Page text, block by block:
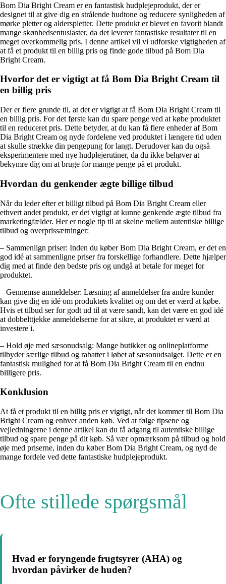
Bom Dia Bright Cream er en fantastisk hudplejeprodukt, der er
designet til at give dig en strålende hudtone og reducere synligheden af
mørke pletter og alderspletter. Dette produkt er blevet en favorit blandt
mange skønhedsentusiaster, da det leverer fantastiske resultater til en
meget overkommelig pris. I denne artikel vil vi udforske vigtigheden af
at få et produkt til en billig pris og finde gode tilbud på Bom Dia
Bright Cream.
Hvorfor det er vigtigt at få Bom Dia Bright Cream til
en billig pris
Der er flere grunde til, at det er vigtigt at få Bom Dia Bright Cream til
en billig pris. For det første kan du spare penge ved at købe produktet
til en reduceret pris. Dette betyder, at du kan få flere enheder af Bom
Dia Bright Cream og nyde fordelene ved produktet i længere tid uden
at skulle strække din pengepung for langt. Derudover kan du også
eksperimentere med nye hudplejerutiner, da du ikke behøver at
bekymre dig om at bruge for mange penge på et produkt.
Hvordan du genkender ægte billige tilbud
Når du leder efter et billigt tilbud på Bom Dia Bright Cream eller
ethvert andet produkt, er det vigtigt at kunne genkende ægte tilbud fra
marketingfælder. Her er nogle tip til at skelne mellem autentiske billige
tilbud og overprissætninger:
– Sammenlign priser: Inden du køber Bom Dia Bright Cream, er det en
god idé at sammenligne priser fra forskellige forhandlere. Dette hjælper
dig med at finde den bedste pris og undgå at betale for meget for
produktet.
– Gennemse anmeldelser: Læsning af anmeldelser fra andre kunder
kan give dig en idé om produktets kvalitet og om det er værd at købe.
Hvis et tilbud ser for godt ud til at være sandt, kan det være en god idé
at dobbelttjekke anmeldelserne for at sikre, at produktet er værd at
investere i.
– Hold øje med sæsonudsalg: Mange butikker og onlineplatforme
tilbyder særlige tilbud og rabatter i løbet af sæsonudsalget. Dette er en
fantastisk mulighed for at få Bom Dia Bright Cream til en endnu
billigere pris.
Konklusion
At få et produkt til en billig pris er vigtigt, når det kommer til Bom Dia
Bright Cream og enhver anden køb. Ved at følge tipsene og
vejledningerne i denne artikel kan du få adgang til autentiske billige
tilbud og spare penge på dit køb. Så vær opmærksom på tilbud og hold
øje med priserne, inden du køber Bom Dia Bright Cream, og nyd de
mange fordele ved dette fantastiske hudplejeprodukt.
Ofte stillede spørgsmål
Hvad er foryngende frugtsyrer (AHA) og
hvordan påvirker de huden?